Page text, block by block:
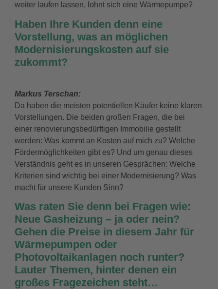
weiter laufen lassen, lohnt sich eine Wärmepumpe?
Haben Ihre Kunden denn eine
Vorstellung, was an möglichen
Modernisierungskosten auf sie
zukommt?
Markus Terschan:
Da haben die meisten potentiellen Käufer keine klaren
Vorstellungen. Die beiden großen Fragen, die bei
einer renovierungsbedürftigen Immobilie gestellt
werden: Was kommt an Kosten auf mich zu? Welche
Fördermöglichkeiten gibt es? Und um genau dieses
Verständnis geht es in unseren Gesprächen: Welche
Kriterien sind wichtig bei einer Modernisierung? Was
macht für unsere Kunden Sinn?
Was raten Sie denn bei Fragen wie:
Neue Gasheizung – ja oder nein?
Gehen die Preise in diesem Jahr für
Wärmepumpen oder
Photovoltaikanlagen noch runter?
Lauter Themen, hinter denen ein
großes Fragezeichen steht…